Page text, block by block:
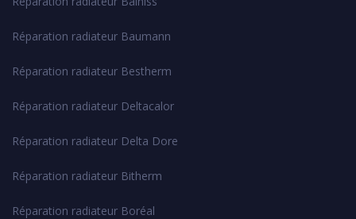
Réparation radiateur Baumann
Réparation radiateur Bestherm
Réparation radiateur Deltacalor
Réparation radiateur Delta Dore
Réparation radiateur Bitherm
Réparation radiateur Boréal